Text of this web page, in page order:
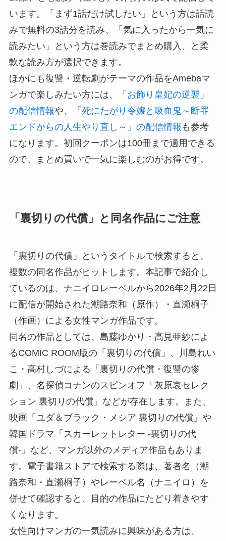
います。「まず1話だけ試したい」という方は話読
みで無料の3話分を読み、「気に入ったから一気に
読みたい」という方は巻読みでまとめ購入、と柔
軟な読み方が選択できます。
ほかにも復讐・逆転劇がテーマの作品をAmebaマ
ンガで楽しみたい方には、
「お飾り皇妃の逆襲」
の配信情報や、
「死にたがり令嬢と吸血鬼～断罪
エンドからの人生やり直し～」の配信情報 も参考
になります。初回クーポンは100冊まで適用できる
ので、まとめ買いで一気に楽しむのがお得です。
「裏切りの代償」と同名作品にご注意
「裏切りの代償」というタイトルで検索すると、
複数の同名作品がヒットします。本記事で紹介し
ているのは、ナニイロレーベルから2026年2月22日
に配信が開始された潮路奈和（原作）・直瀬桐子
（作画）による女性マンガ作品です。
同名の作品としては、島藤ゆかり・高見亜紗によ
るCOMIC ROOM版の「裏切りの代償」、川島れい
こ・高村しづによる「裏切りの代償・復讐の惨
劇」、名探偵コナンのスピンオフ「灰原哀セレク
ション 裏切りの代償」などが存在します。また、
映画「ユダ＆ブラック・メシア 裏切りの代償」や
韓国ドラマ「スカーレットレター -裏切りの代
償-」など、マンガ以外のメディア作品もありま
す。電子書籍ストアで検索する際は、著者名（潮
路奈和・直瀬桐子）やレーベル名（ナニイロ）を
併せて確認すると、目的の作品にたどり着きやす
くなります。
女性向けマンガの一気読みに興味がある方は、